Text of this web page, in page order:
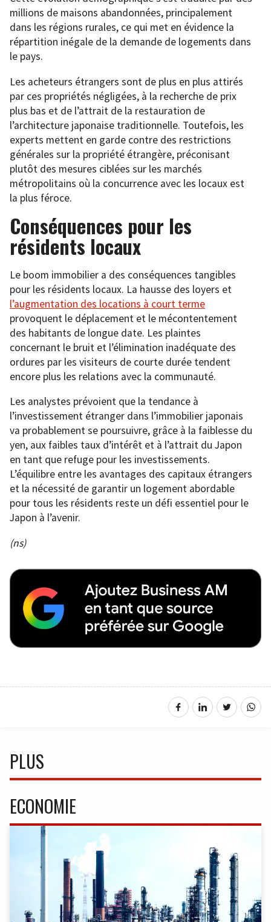
millions de maisons abandonnées, principalement
dans les régions rurales, ce qui met en évidence la
répartition inégale de la demande de logements dans
le pays.
Les acheteurs étrangers sont de plus en plus attirés
par ces propriétés négligées, à la recherche de prix
plus bas et de l’attrait de la restauration de
l’architecture japonaise traditionnelle. Toutefois, les
experts mettent en garde contre des restrictions
générales sur la propriété étrangère, préconisant
plutôt des mesures ciblées sur les marchés
métropolitains où la concurrence avec les locaux est
la plus féroce.
Conséquences pour les
résidents locaux
Le boom immobilier a des conséquences tangibles
pour les résidents locaux. La hausse des loyers et
l’augmentation des locations à court terme
provoquent le déplacement et le mécontentement
des habitants de longue date. Les plaintes
concernant le bruit et l’élimination inadéquate des
ordures par les visiteurs de courte durée tendent
encore plus les relations avec la communauté.
Les analystes prévoient que la tendance à
l’investissement étranger dans l’immobilier japonais
va probablement se poursuivre, grâce à la faiblesse du
yen, aux faibles taux d’intérêt et à l’attrait du Japon
en tant que refuge pour les investissements.
L’équilibre entre les avantages des capitaux étrangers
et la nécessité de garantir un logement abordable
pour tous les résidents reste un défi essentiel pour le
Japon à l’avenir.
(ns)
PLUS
ECONOMIE